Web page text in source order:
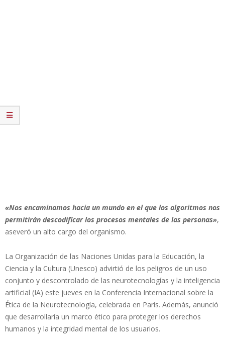
«Nos encaminamos hacia un mundo en el que los algoritmos nos
permitirán descodificar los procesos mentales de las personas»,
aseveró un alto cargo del organismo.
La Organización de las Naciones Unidas para la Educación, la
Ciencia y la Cultura (Unesco) advirtió de los peligros de un uso
conjunto y descontrolado de las neurotecnologías y la inteligencia
artificial (IA) este jueves en la Conferencia Internacional sobre la
Ética de la Neurotecnología, celebrada en París. Además, anunció
que desarrollaría un marco ético para proteger los derechos
humanos y la integridad mental de los usuarios.